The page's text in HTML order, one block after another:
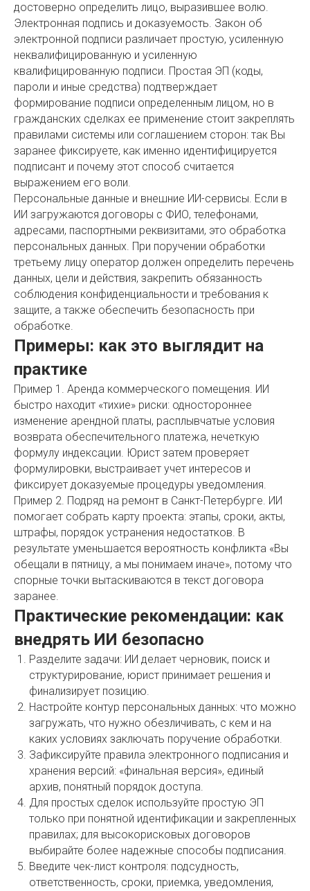
достоверно определить лицо, выразившее волю.
Электронная подпись и доказуемость. Закон об
электронной подписи различает простую, усиленную
неквалифицированную и усиленную
квалифицированную подписи. Простая ЭП (коды,
пароли и иные средства) подтверждает
формирование подписи определенным лицом, но в
гражданских сделках ее применение стоит закреплять
правилами системы или соглашением сторон: так Вы
заранее фиксируете, как именно идентифицируется
подписант и почему этот способ считается
выражением его воли.
Персональные данные и внешние ИИ-сервисы. Если в
ИИ загружаются договоры с ФИО, телефонами,
адресами, паспортными реквизитами, это обработка
персональных данных. При поручении обработки
третьему лицу оператор должен определить перечень
данных, цели и действия, закрепить обязанность
соблюдения конфиденциальности и требования к
защите, а также обеспечить безопасность при
обработке.
Примеры: как это выглядит на
практике
Пример 1. Аренда коммерческого помещения. ИИ
быстро находит «тихие» риски: одностороннее
изменение арендной платы, расплывчатые условия
возврата обеспечительного платежа, нечеткую
формулу индексации. Юрист затем проверяет
формулировки, выстраивает учет интересов и
фиксирует доказуемые процедуры уведомления.
Пример 2. Подряд на ремонт в Санкт-Петербурге. ИИ
помогает собрать карту проекта: этапы, сроки, акты,
штрафы, порядок устранения недостатков. В
результате уменьшается вероятность конфликта «Вы
обещали в пятницу, а мы понимаем иначе», потому что
спорные точки вытаскиваются в текст договора
заранее.
Практические рекомендации: как
внедрять ИИ безопасно
Разделите задачи: ИИ делает черновик, поиск и
структурирование, юрист принимает решения и
финализирует позицию.
Настройте контур персональных данных: что можно
загружать, что нужно обезличивать, с кем и на
каких условиях заключать поручение обработки.
Зафиксируйте правила электронного подписания и
хранения версий: «финальная версия», единый
архив, понятный порядок доступа.
Для простых сделок используйте простую ЭП
только при понятной идентификации и закрепленных
правилах; для высокорисковых договоров
выбирайте более надежные способы подписания.
Введите чек-лист контроля: подсудность,
ответственность, сроки, приемка, уведомления,